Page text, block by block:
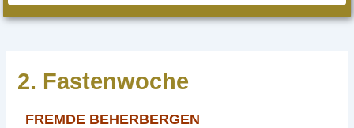
2. Fastenwoche
FREMDE BEHERBERGEN